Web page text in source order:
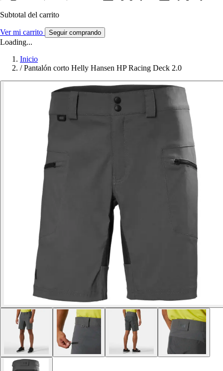
Subtotal del carrito
Ver mi carrito Seguir comprando
Loading...
Inicio
/ Pantalón corto Helly Hansen HP Racing Deck 2.0